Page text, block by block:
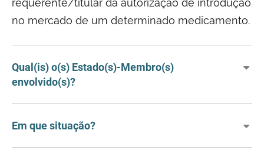
requerente/titular da autorização de introdução
no mercado de um determinado medicamento.
Qual(is) o(s) Estado(s)-Membro(s)
envolvido(s)?
Em que situação?